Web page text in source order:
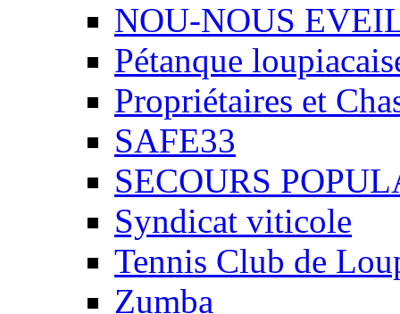
NOU-NOUS
Pétanque
Propriétaires et
SAFE33
SECOURS
Syndicat viticole
Tennis Club de
Zumba